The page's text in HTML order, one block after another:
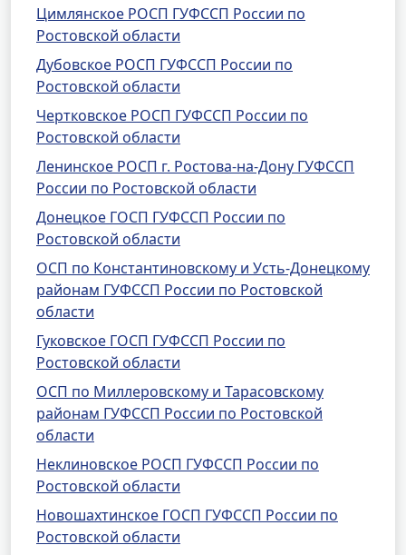
Цимлянское РОСП ГУФССП России по
Ростовской области
Дубовское РОСП ГУФССП России по
Ростовской области
Чертковское РОСП ГУФССП России по
Ростовской области
Ленинское РОСП г. Ростова-на-Дону ГУФССП
России по Ростовской области
Донецкое ГОСП ГУФССП России по
Ростовской области
ОСП по Константиновскому и Усть-Донецкому
районам ГУФССП России по Ростовской
области
Гуковское ГОСП ГУФССП России по
Ростовской области
ОСП по Миллеровскому и Тарасовскому
районам ГУФССП России по Ростовской
области
Неклиновское РОСП ГУФССП России по
Ростовской области
Новошахтинское ГОСП ГУФССП России по
Ростовской области